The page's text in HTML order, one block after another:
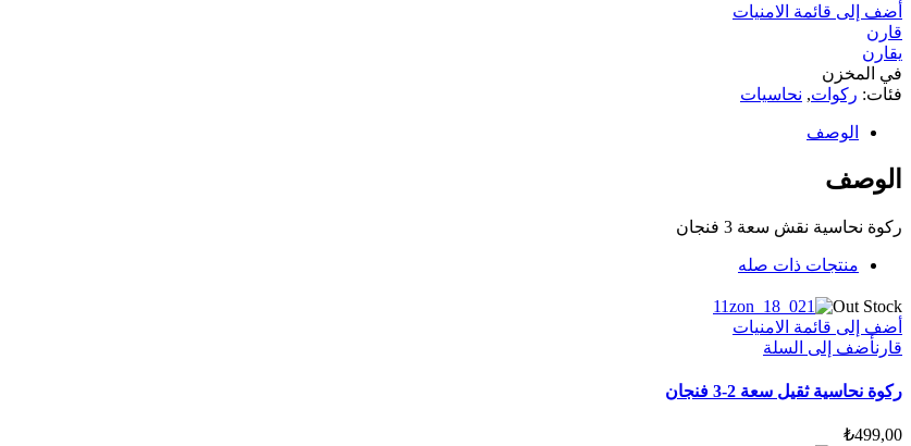
أضف إلى قائمة الامنيات
قارن
يقارن
في المخزن
فئات: ركوات, نحاسيات
الوصف
الوصف
ركوة نحاسية نقش سعة 3 فنجان
منتجات ذات صله
Out Stock
أضف إلى قائمة الامنيات
قارنأضف إلى السلة
ركوة نحاسية ثقيل سعة 2-3 فنجان
₺499,00